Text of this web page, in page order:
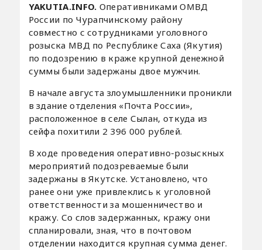
YAKUTIA.INFO. Оперативниками ОМВД
России по Чурапчинскому району
совместно с сотрудниками уголовного
розыска МВД по Республике Саха (Якутия)
по подозрению в краже крупной денежной
суммы были задержаны двое мужчин.
В начале августа злоумышленники проникли
в здание отделения «Почта России»,
расположенное в селе Сылан, откуда из
сейфа похитили 2 396 000 рублей.
В ходе проведения оперативно-розыскных
мероприятий подозреваемые были
задержаны в Якутске. Установлено, что
ранее они уже привлеклись к уголовной
ответственности за мошенничество и
кражу. Со слов задержанных, кражу они
спланировали, зная, что в почтовом
отделении находится крупная сумма денег.